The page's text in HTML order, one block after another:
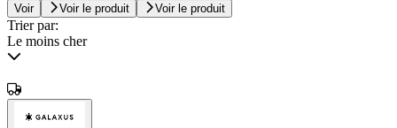
Voir Voir le produit Voir le produit
Trier par:
Le moins cher